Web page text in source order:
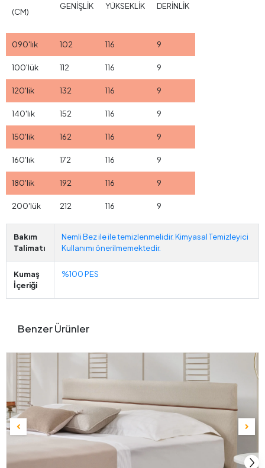
(CM)
GENİŞLİK
YÜKSEKLİK
DERİNLİK
090'lık 102 116 9
100'lük 112 116 9
120'lik 132 116 9
140'lık 152 116 9
150'lik 162 116 9
160'lık 172 116 9
180'lik 192 116 9
200'lük 212 116 9
Bakım
Talimatı
Nemli Bez ile ile temizlenmelidir. Kimyasal Temizleyici
Kullanımı önerilmemektedir.
Kumaş
İçeriği
%100 PES
Benzer Ürünler